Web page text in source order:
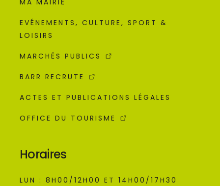
MA MAIRIE
EVÉNEMENTS, CULTURE, SPORT &
LOISIRS
MARCHÉS PUBLICS
BARR RECRUTE
ACTES ET PUBLICATIONS LÉGALES
OFFICE DU TOURISME
Horaires
LUN : 8H00/12H00 ET 14H00/17H30